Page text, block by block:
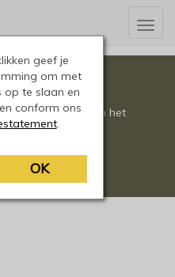
overzicht van het
geef je
om met
op te slaan en
conform ons
.
OK